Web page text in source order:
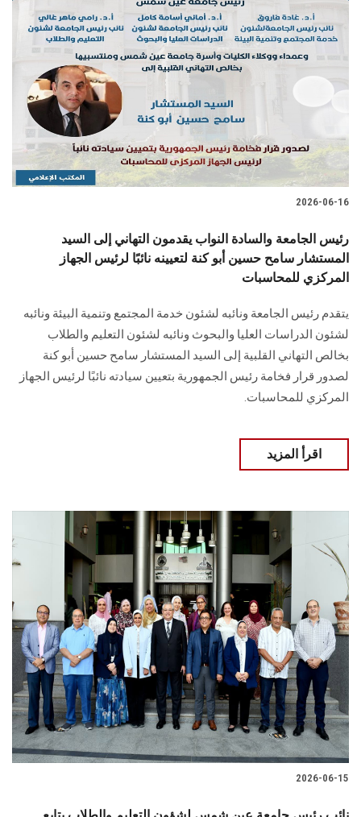
2026-06-16
رئيس الجامعة والسادة النواب يقدمون التهاني إلى السيد
المستشار سامح حسين أبو كنة لتعيينه نائبًا لرئيس الجهاز
المركزي للمحاسبات
يتقدم رئيس الجامعة ونائبه لشئون خدمة المجتمع وتنمية البيئة ونائبه
لشئون الدراسات العليا والبحوث ونائبه لشئون التعليم والطلاب
بخالص التهاني القلبية إلى السيد المستشار سامح حسين أبو كنة
لصدور قرار فخامة رئيس الجمهورية بتعيين سيادته نائبًا لرئيس الجهاز
المركزي للمحاسبات.
اقرأ المزيد
2026-06-15